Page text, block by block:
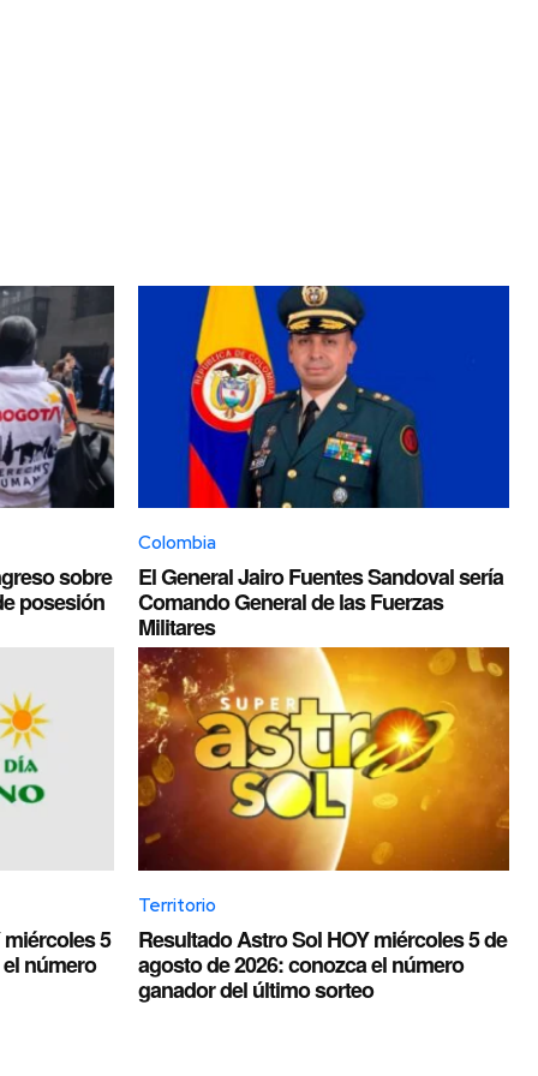
sobre
posesión
Colombia
El General Jairo Fuentes Sandoval sería
Comando General de las Fuerzas
Militares
5
número
Territorio
Resultado Astro Sol HOY miércoles 5 de
agosto de 2026: conozca el número
ganador del último sorteo